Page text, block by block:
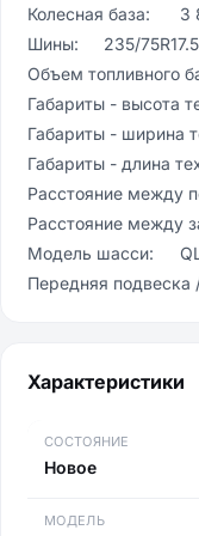
Колесная база:	3 815	мм
Шины:	235/75R17.5 16PR
Объем топливного бака:
Габариты - высота техники:
Габариты - ширина
Габариты - длина техники:
Расстояние между
Расстояние между
Модель шасси:	QL1110ANKAY
Характеристики
СОСТОЯНИЕ
Новое
МОДЕЛЬ